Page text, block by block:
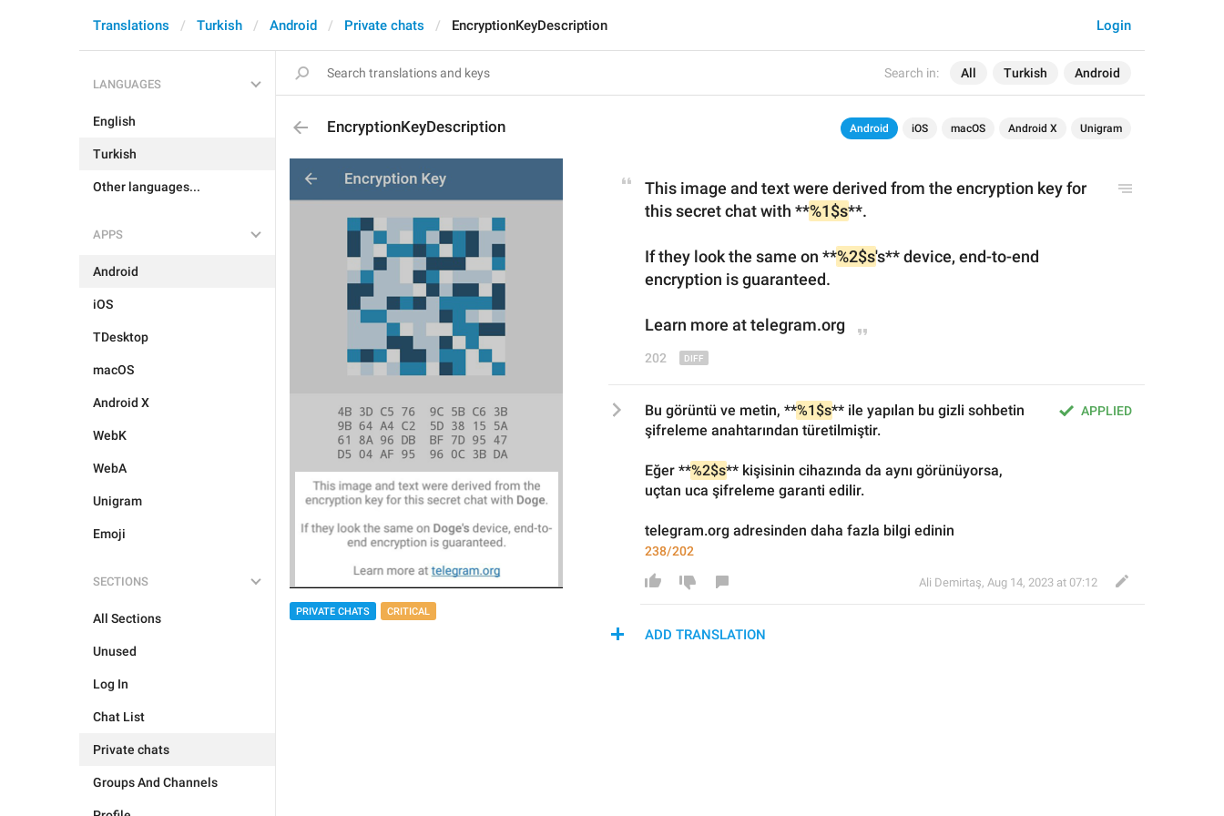
Search in: All Turkish Android
Login
Translations Turkish Android Private chats EncryptionKeyDescription
LANGUAGES
English
Turkish
Other languages...
APPS
Android
iOS
TDesktop
macOS
Android X
WebK
WebA
Unigram
Emoji
SECTIONS
All Sections
Unused
Log In
Chat List
Private chats
Groups And Channels
EncryptionKeyDescription Android iOS macOS Android X Unigram
PRIVATE CHATS CRITICAL
This image and text were derived from the encryption key for
this secret chat with **%1$s**.
If they look the same on **%2$s's** device, end-to-end
encryption is guaranteed.
Learn more at telegram.org
202
APPLIED
Bu görüntü ve metin, **%1$s** ile yapılan bu gizli sohbetin
şifreleme anahtarından türetilmiştir.
Eğer **%2$s** kişisinin cihazında da aynı görünüyorsa,
uçtan uca şifreleme garanti edilir.
telegram.org adresinden daha fazla bilgi edinin
238/202
Ali Demirtaş, Aug 14, 2023 at 07:12
ADD TRANSLATION